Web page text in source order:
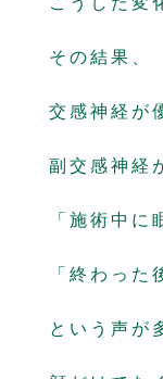
その結果、
交感神経が
副交感神経
「施術中に
「終わった
という声が